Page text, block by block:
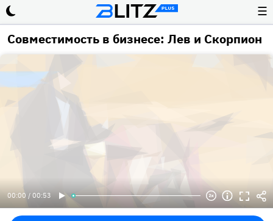
☰
Совместимость в бизнесе: Лев и Скорпион
00:00 / 00:53